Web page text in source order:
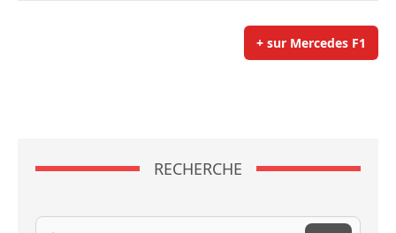
+ sur Mercedes F1
RECHERCHE
Recherche